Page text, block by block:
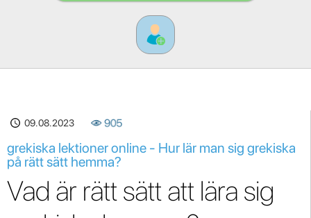
09.08.2023 905
grekiska lektioner online - Hur lär man sig grekiska
på rätt sätt hemma?
Vad är rätt sätt att lära sig